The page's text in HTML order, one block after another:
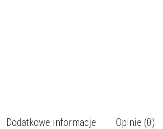
Dodatkowe informacje Opinie (0)